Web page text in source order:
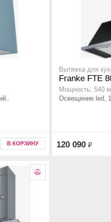
В КОРЗИНУ
Вытяжка для
Franke FTE
Мощность: 540
Освещение led,
120 090 ₽